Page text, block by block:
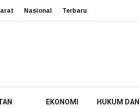
Nasional Terbaru
EKONOMI
HUKUM DAN